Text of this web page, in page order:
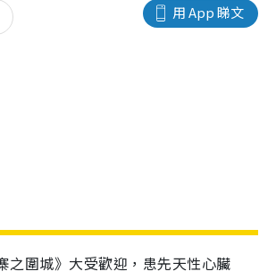
用 App 睇文
之圍城》大受歡迎，患先天性心臟